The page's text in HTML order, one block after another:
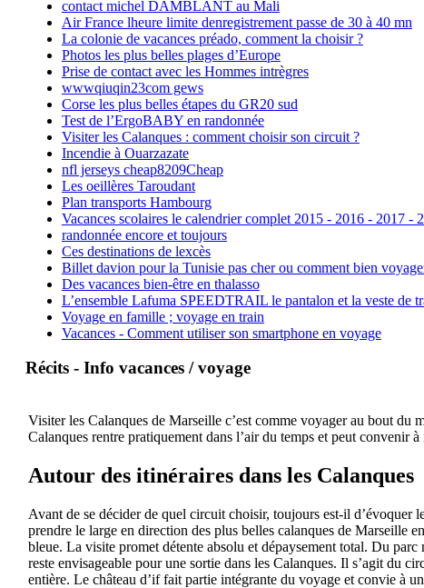
contact michel DAMBLANT au Mali
Air France lheure limite denregistrement passe de 30 à 40 mn
La colonie de vacances préado, comment la choisir ?
Photos les plus belles plages d’Europe
Prise de contact avec les Hommes intrègres
wwwqiuqin23com gews
Corse les plus belles étapes du GR20 sud
Test de l’ErgoBABY en randonnée
Visiter les Calanques : comment choisir son circuit ?
Incendie à Ouarzazate
nfl jerseys cheap8209Cheap
Les oeillères Taroudant
Plan transports Hambourg
Vacances scolaires le calendrier complet 2015 - 2016 - 2017 -
randonnée encore et toujours
Ces destinations de lexcès
Billet davion pour la Tunisie pas cher ou comment bien
Des vacances bien-être en thalasso
L’ensemble Lafuma SPEEDTRAIL le pantalon et la veste de
Voyage en famille ; voyage en train
Vacances - Comment utiliser son smartphone en voyage
Récits - Info vacances / voyage
Visiter les Calanques de Marseille c’est comme voyager au bout du
Calanques rentre pratiquement dans l’air du temps et peut convenir
Autour des itinéraires dans les Calanques
Avant de se décider de quel circuit choisir, toujours est-il d’évoquer
prendre le large en direction des plus belles calanques de Marseille
bleue. La visite promet détente absolu et dépaysement total. Du
reste envisageable pour une sortie dans les Calanques. Il s’agit du
entière. Le château d’if fait partie intégrante du voyage et convie à